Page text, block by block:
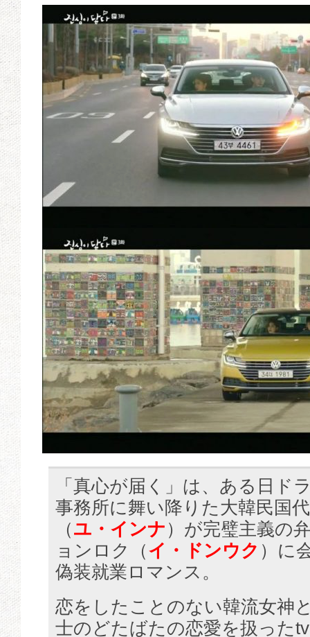
「真心が届く」は、ある日ド
事務所に舞い降りた大韓民国
（ユ・インナ ）が完璧主義の
ョンロク（イ・ドンウク ）に
偽装就業ロマンス。
恋をしたことのない韓流女神
士のどたばたの恋愛を扱った